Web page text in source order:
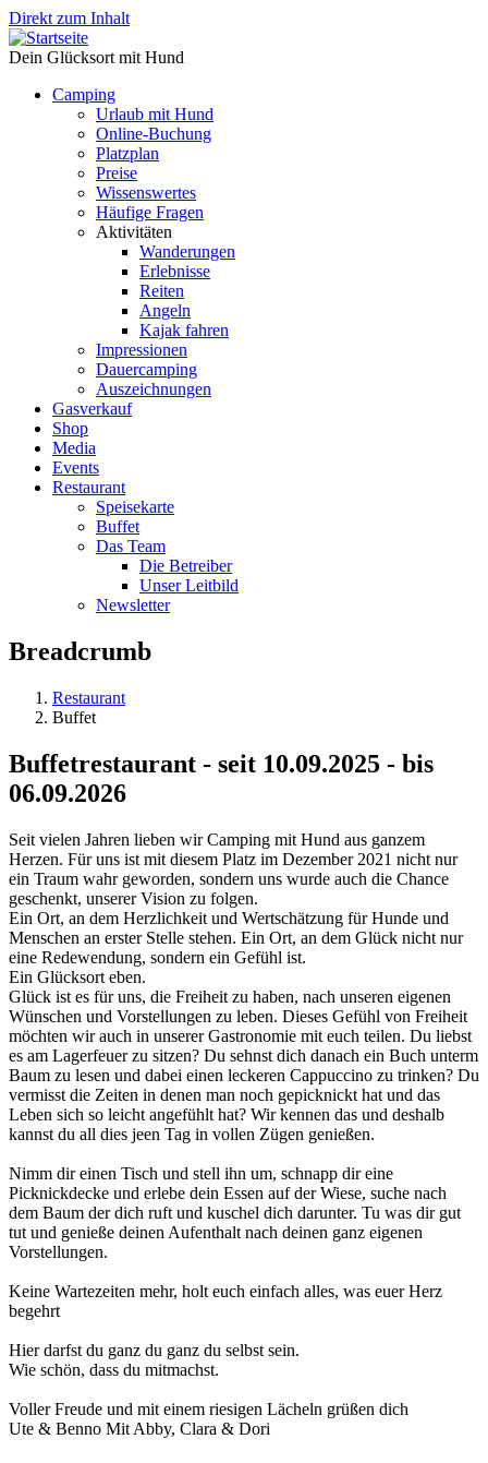
Direkt zum Inhalt
Dein Glücksort mit Hund
Camping
Urlaub mit Hund
Online-Buchung
Platzplan
Preise
Wissenswertes
Häufige Fragen
Aktivitäten
Wanderungen
Erlebnisse
Reiten
Angeln
Kajak fahren
Impressionen
Dauercamping
Auszeichnungen
Gasverkauf
Shop
Media
Events
Restaurant
Speisekarte
Buffet
Das Team
Die Betreiber
Unser Leitbild
Newsletter
Breadcrumb
Restaurant
Buffet
Buffetrestaurant - seit 10.09.2025 - bis
06.09.2026
Seit vielen Jahren lieben wir Camping mit Hund aus ganzem
Herzen. Für uns ist mit diesem Platz im Dezember 2021 nicht nur
ein Traum wahr geworden, sondern uns wurde auch die Chance
geschenkt, unserer Vision zu folgen.
Ein Ort, an dem Herzlichkeit und Wertschätzung für Hunde und
Menschen an erster Stelle stehen. Ein Ort, an dem Glück nicht nur
eine Redewendung, sondern ein Gefühl ist.
Ein Glücksort eben.
Glück ist es für uns, die Freiheit zu haben, nach unseren eigenen
Wünschen und Vorstellungen zu leben. Dieses Gefühl von Freiheit
möchten wir auch in unserer Gastronomie mit euch teilen. Du liebst
es am Lagerfeuer zu sitzen? Du sehnst dich danach ein Buch unterm
Baum zu lesen und dabei einen leckeren Cappuccino zu trinken? Du
vermisst die Zeiten in denen man noch gepicknickt hat und das
Leben sich so leicht angefühlt hat? Wir kennen das und deshalb
kannst du all dies jeen Tag in vollen Zügen genießen.
Nimm dir einen Tisch und stell ihn um, schnapp dir eine
Picknickdecke und erlebe dein Essen auf der Wiese, suche nach
dem Baum der dich ruft und kuschel dich darunter. Tu was dir gut
tut und genieße deinen Aufenthalt nach deinen ganz eigenen
Vorstellungen.
Keine Wartezeiten mehr, holt euch einfach alles, was euer Herz
begehrt
Hier darfst du ganz du ganz du selbst sein.
Wie schön, dass du mitmachst.
Voller Freude und mit einem riesigen Lächeln grüßen dich
Ute & Benno Mit Abby, Clara & Dori